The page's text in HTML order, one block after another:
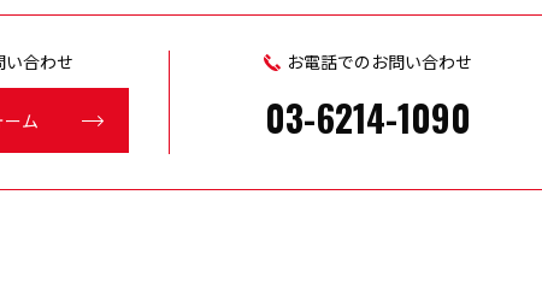
い合わせ
ム
お電話でのお問い合わせ
03-6214-1090